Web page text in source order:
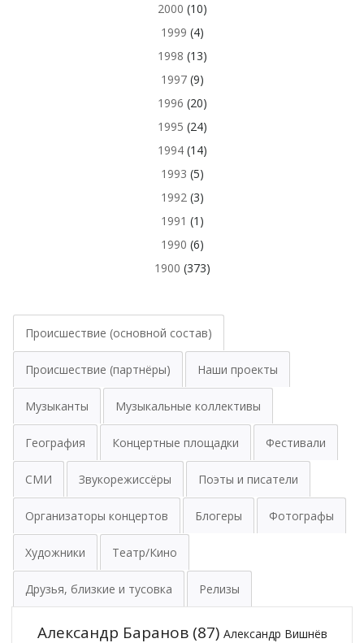
2000 (10)
1999 (4)
1998 (13)
1997(9)
1996 (20)
1995 (24)
1994(14)
1993 (5)
1992(3)
1991 (1)
1990 (6)
1900 (373)
Происшествие (основной состав)
Происшествие (партнёры) Наши проекты
Музыканты Музыкальные коллективы
География Концертные площадки Фестивали
СМИ Звукорежиссёры Поэты и писатели
Организаторы концертов Блогеры Фотографы
Художники Театр/Кино
Друзья, близкие и тусовка Релизы
Александр Баранов(87) Александр Вишнёв